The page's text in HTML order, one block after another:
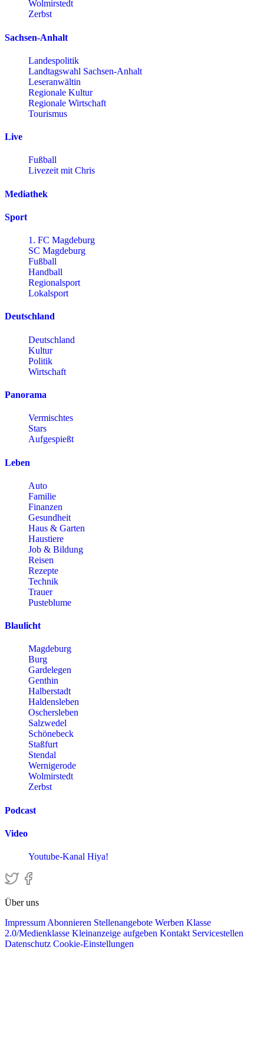
Wolmirstedt
Zerbst
Sachsen-Anhalt
Landespolitik
Landtagswahl Sachsen-Anhalt
Leseranwältin
Regionale Kultur
Regionale Wirtschaft
Tourismus
Live
Fußball
Livezeit mit Chris
Mediathek
Sport
1. FC Magdeburg
SC Magdeburg
Fußball
Handball
Regionalsport
Lokalsport
Deutschland
Deutschland
Kultur
Politik
Wirtschaft
Panorama
Vermischtes
Stars
Aufgespießt
Leben
Auto
Familie
Finanzen
Gesundheit
Haus & Garten
Haustiere
Job & Bildung
Reisen
Rezepte
Technik
Trauer
Pusteblume
Blaulicht
Magdeburg
Burg
Gardelegen
Genthin
Halberstadt
Haldensleben
Oschersleben
Salzwedel
Schönebeck
Staßfurt
Stendal
Wernigerode
Wolmirstedt
Zerbst
Podcast
Video
Youtube-Kanal Hiya!
Über uns
Impressum Abonnieren Stellenangebote Werben Klasse
2.0/Medienklasse Kleinanzeige aufgeben Kontakt Servicestellen
Datenschutz Cookie-Einstellungen